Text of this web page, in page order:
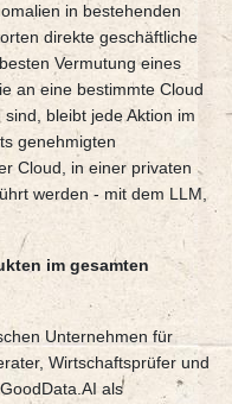
in bestehenden
direkte geschäftliche
Vermutung eines
an eine bestimmte Cloud
bleibt jede Aktion im
genehmigten
Cloud, in einer privaten
werden - mit dem LLM,
im gesamten
Unternehmen für
Wirtschaftsprüfer und
als